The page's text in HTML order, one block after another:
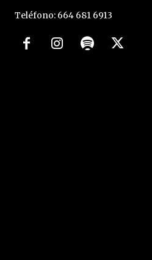
Teléfono: 664 681 6913